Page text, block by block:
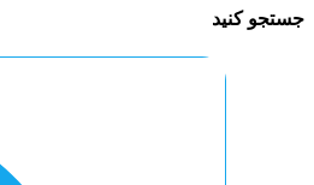
جستجو کنید